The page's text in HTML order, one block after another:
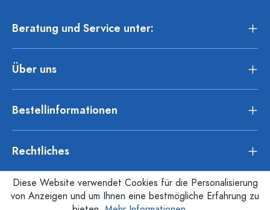
Beratung und Service unter:
Über uns
Bestellinformationen
Rechtliches
Diese Website verwendet Cookies für die Personalisierung
von Anzeigen und um Ihnen eine bestmögliche Erfahrung zu